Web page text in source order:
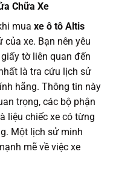
Chữa Xe
mua xe ô tô Altis
xe. Bạn nên yêu
tờ liên quan đến
là tra cứu lịch sử
hãng. Thông tin này
trọng, các bộ phận
liệu chiếc xe có từng
Một lịch sử minh
mẽ về việc xe